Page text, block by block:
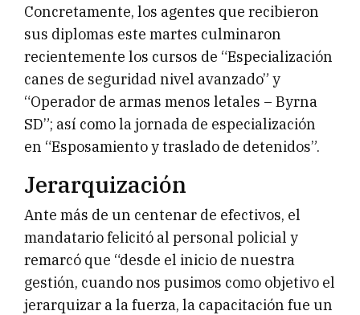
Concretamente, los agentes que recibieron
sus diplomas este martes culminaron
recientemente los cursos de “Especialización
canes de seguridad nivel avanzado” y
“Operador de armas menos letales – Byrna
SD”; así como la jornada de especialización
en “Esposamiento y traslado de detenidos”.
Jerarquización
Ante más de un centenar de efectivos, el
mandatario felicitó al personal policial y
remarcó que “desde el inicio de nuestra
gestión, cuando nos pusimos como objetivo el
jerarquizar a la fuerza, la capacitación fue un